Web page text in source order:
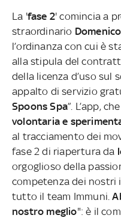
La 'fase 2' comincia a
straordinario
l’ordinanza con cui è
alla stipula del
della licenza d’uso sul
appalto di servizio
Spoons Spa”. L’app,
volontaria e
al tracciamento dei
fase 2 di riapertura da
orgoglioso della
competenza dei nostri
tutto il team Immuni.
nostro meglio": è il